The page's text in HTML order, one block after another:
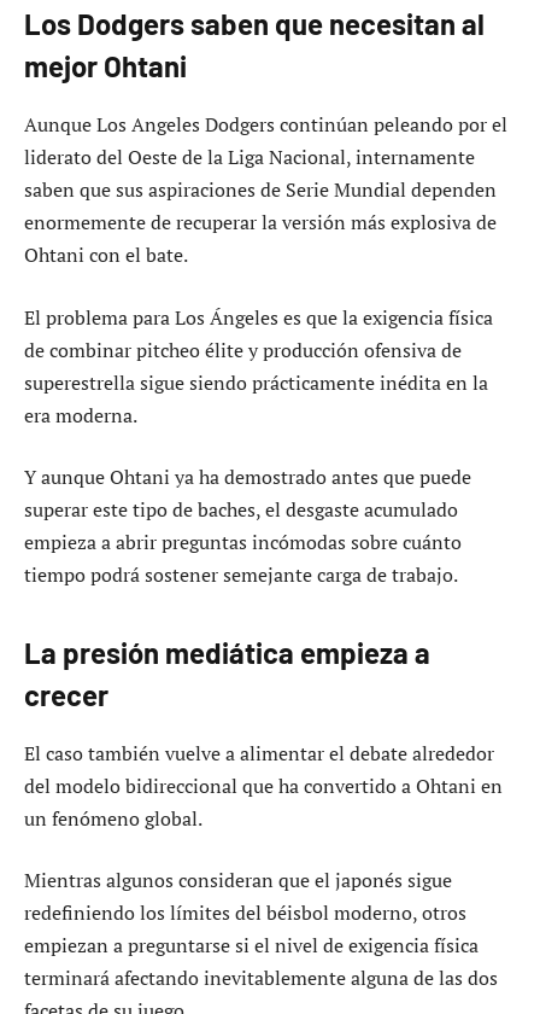
Los Dodgers saben que necesitan al
mejor Ohtani
Aunque Los Angeles Dodgers continúan peleando por el
liderato del Oeste de la Liga Nacional, internamente
saben que sus aspiraciones de Serie Mundial dependen
enormemente de recuperar la versión más explosiva de
Ohtani con el bate.
El problema para Los Ángeles es que la exigencia física
de combinar pitcheo élite y producción ofensiva de
superestrella sigue siendo prácticamente inédita en la
era moderna.
Y aunque Ohtani ya ha demostrado antes que puede
superar este tipo de baches, el desgaste acumulado
empieza a abrir preguntas incómodas sobre cuánto
tiempo podrá sostener semejante carga de trabajo.
La presión mediática empieza a
crecer
El caso también vuelve a alimentar el debate alrededor
del modelo bidireccional que ha convertido a Ohtani en
un fenómeno global.
Mientras algunos consideran que el japonés sigue
redefiniendo los límites del béisbol moderno, otros
empiezan a preguntarse si el nivel de exigencia física
terminará afectando inevitablemente alguna de las dos